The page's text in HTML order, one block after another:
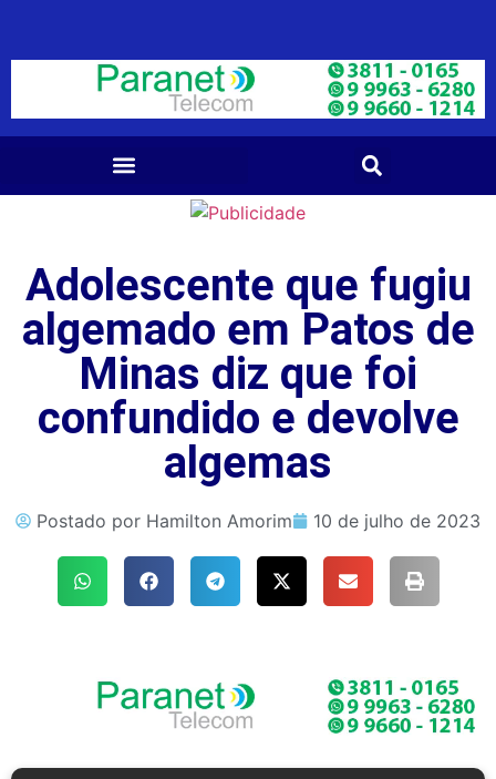
Adolescente que fugiu
algemado em Patos de
Minas diz que foi
confundido e devolve
algemas
Postado por Hamilton Amorim 10 de julho de 2023